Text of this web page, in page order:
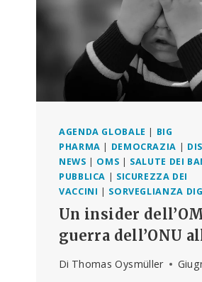
AGENDA GLOBALE | BIG
PHARMA | DEMOCRAZIA |
NEWS | OMS | SALUTE DEI
PUBBLICA | SICUREZZA DEI
VACCINI | SORVEGLIANZA
Un insider
guerra dell’ONU
Di Thomas Oysmüller